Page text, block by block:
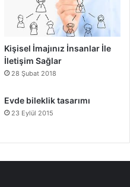
Kişisel İmajınız İnsanlar İle
İletişim Sağlar
28 Şubat 2018
Evde bileklik tasarımı
23 Eylül 2015